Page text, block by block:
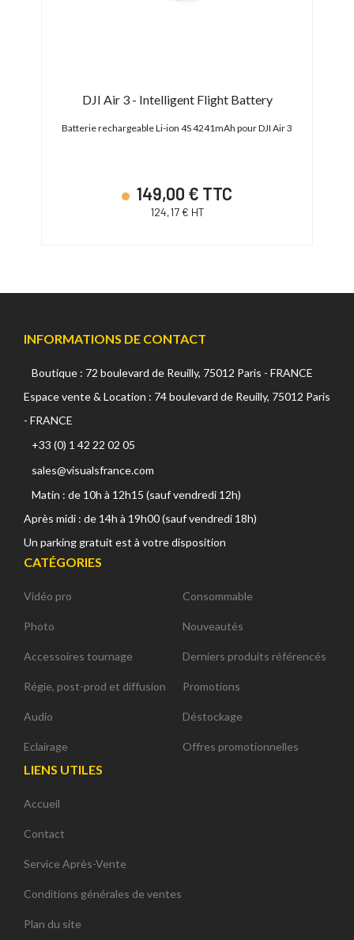
DJI Air 3 - Intelligent Flight Battery
Batterie rechargeable Li-ion 4S 4241mAh pour DJI Air 3
149,00 € TTC
124,17 € HT
INFORMATIONS DE CONTACT
Boutique : 72 boulevard de Reuilly, 75012 Paris - FRANCE
Espace vente & Location : 74 boulevard de Reuilly, 75012 Paris
- FRANCE
+33 (0) 1 42 22 02 05
sales@visualsfrance.com
Matin : de 10h à 12h15 (sauf vendredi 12h)
Après midi : de 14h à 19h00 (sauf vendredi 18h)
Un parking gratuit est à votre disposition
CATÉGORIES
Vidéo pro
Photo
Accessoires tournage
Régie, post-prod et diffusion
Audio
Eclairage
Consommable
Nouveautés
Derniers produits référencés
Promotions
Déstockage
Offres promotionnelles
LIENS UTILES
Accueil
Contact
Service Après-Vente
Conditions générales de ventes
Plan du site